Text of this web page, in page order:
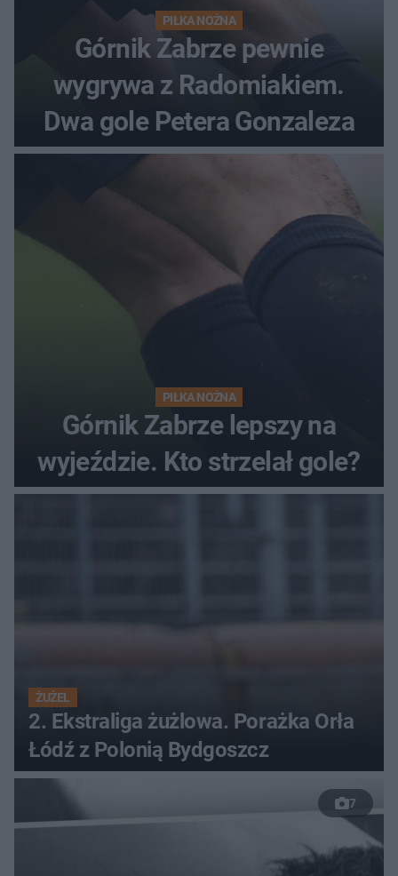
PIŁKA NOŻNA
Górnik Zabrze pewnie
wygrywa z Radomiakiem.
Dwa gole Petera Gonzaleza
PIŁKA NOŻNA
Górnik Zabrze lepszy na
wyjeździe. Kto strzelał gole?
ŻUŻEL
2. Ekstraliga żużlowa. Porażka Orła
Łódź z Polonią Bydgoszcz
7